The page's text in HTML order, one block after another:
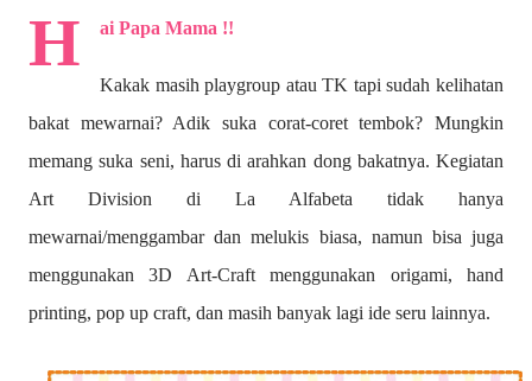
H ai Papa Mama !!
Kakak masih playgroup atau TK tapi sudah kelihatan
bakat mewarnai? Adik suka corat-coret tembok? Mungkin
memang suka seni, harus di arahkan dong bakatnya. Kegiatan
Art Division di La Alfabeta tidak hanya
mewarnai/menggambar dan melukis biasa, namun bisa juga
menggunakan 3D Art-Craft menggunakan origami, hand
printing, pop up craft, dan masih banyak lagi ide seru lainnya.